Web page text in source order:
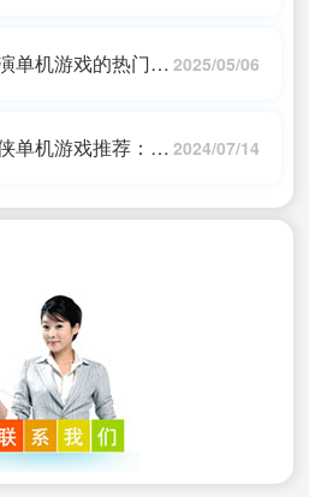
单机游戏的热门趋 2025/05/06
单机游戏推荐：让 2024/07/14